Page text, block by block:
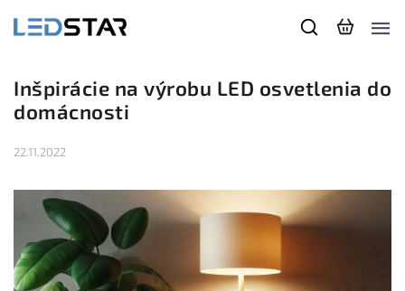
Inšpirácie na výrobu LED osvetlenia do
domácnosti
22.11.2022